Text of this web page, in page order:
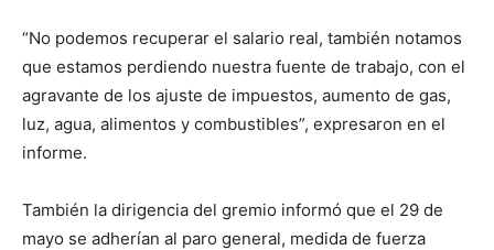
“No podemos recuperar el salario real, también notamos
que estamos perdiendo nuestra fuente de trabajo, con el
agravante de los ajuste de impuestos, aumento de gas,
luz, agua, alimentos y combustibles”, expresaron en el
informe.
También la dirigencia del gremio informó que el 29 de
mayo se adherían al paro general, medida de fuerza